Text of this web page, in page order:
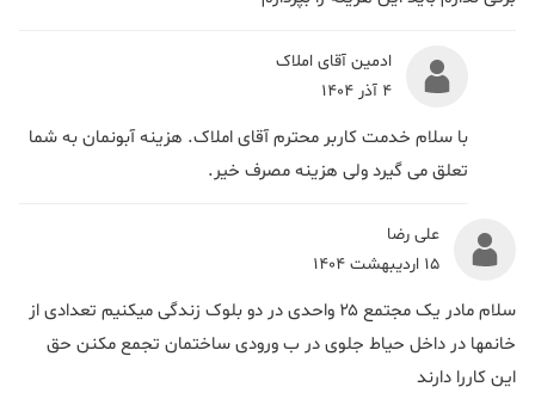
ادمین آقای املاک
4 آذر 1404
با سلام خدمت کاربر محترم آقای املاک. هزینه آبونمان به شما
تعلق می گیرد ولی هزینه مصرف خیر.
علی رضا
15 اردیبهشت 1404
سلام مادر یک مجتمع ۲۵ واحدی در دو بلوک زندگی میکنیم تعدادی از
خانمها در داخل حیاط جلوی در ب ورودی ساختمان تجمع مکنن حق
این کاررا دارند